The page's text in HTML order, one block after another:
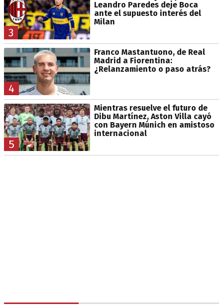
3
Leandro Paredes deje Boca
ante el supuesto interés del
Milan
4
Franco Mastantuono, de Real
Madrid a Fiorentina:
¿Relanzamiento o paso atrás?
5
Mientras resuelve el futuro de
Dibu Martínez, Aston Villa cayó
con Bayern Múnich en amistoso
internacional